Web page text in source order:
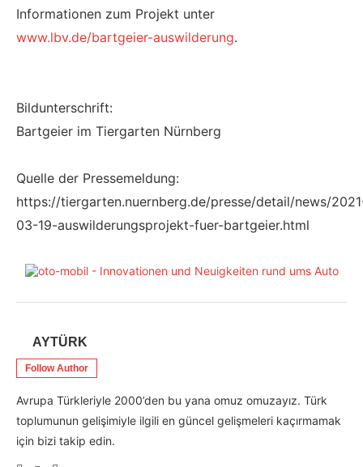
Informationen zum Projekt unter
www.lbv.de/bartgeier-auswilderung.
Bildunterschrift:
Bartgeier im Tiergarten Nürnberg
Quelle der Pressemeldung:
https://tiergarten.nuernberg.de/presse/detail/news/
03-19-auswilderungsprojekt-fuer-bartgeier.html
AYTÜRK
Follow Author
Avrupa Türkleriyle 2000’den bu yana omuz omuzayız. Türk
toplumunun gelişimiyle ilgili en güncel gelişmeleri kaçırmamak
için bizi takip edin.